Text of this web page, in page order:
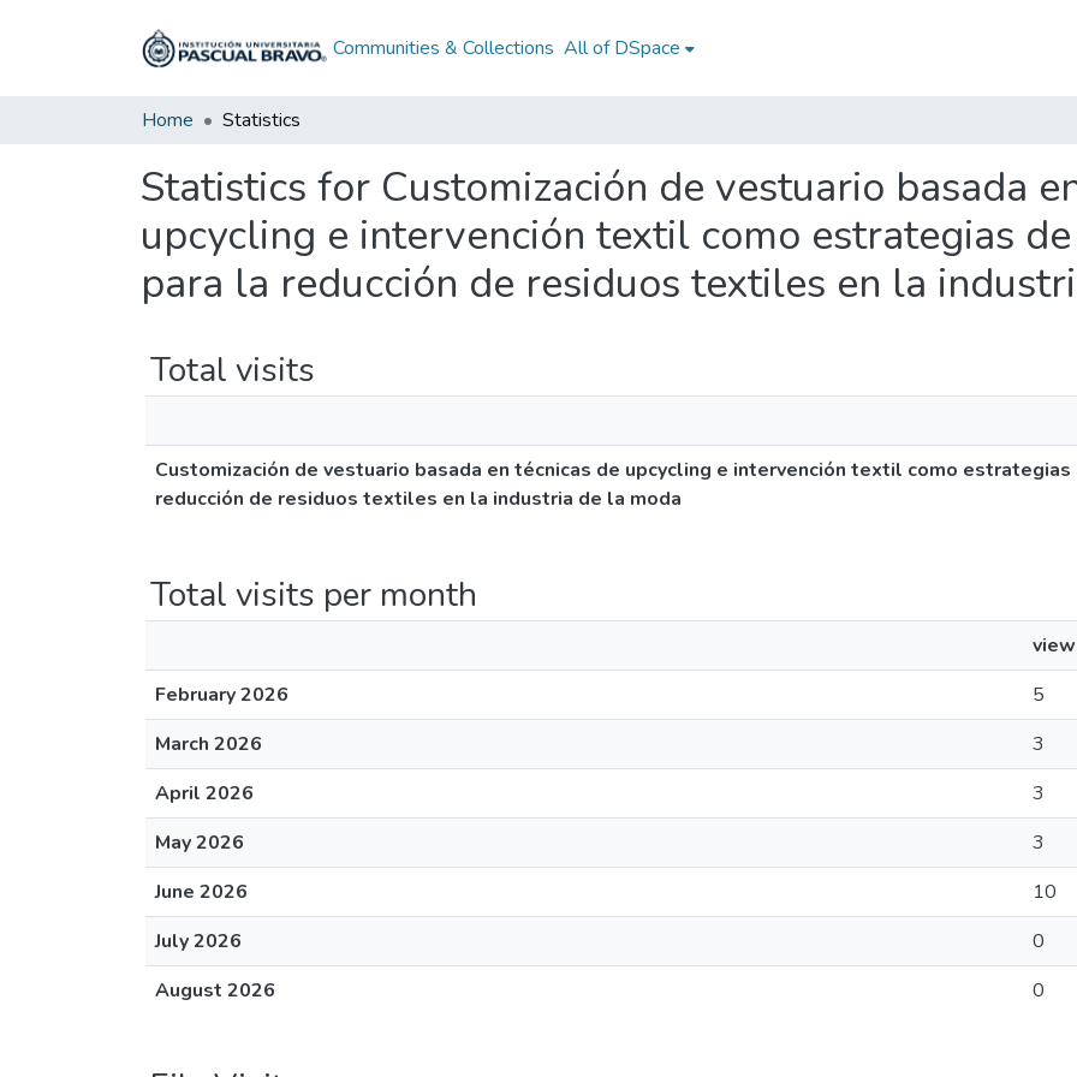
Communities & Collections All of DSpace
Home Statistics
Statistics for Customización de vestuario basada
upcycling e intervención textil como estrategias
para la reducción de residuos textiles en la
Total visits
Customización de vestuario basada en técnicas de upcycling e intervención textil como
reducción de residuos textiles en la industria de la moda
Total visits per month
February 2026
5
March 2026
3
April 2026
3
May 2026
3
June 2026
10
July 2026
0
August 2026
0